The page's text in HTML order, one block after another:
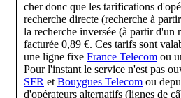
cher donc que les tarifications
recherche directe (recherche à
la recherche inversée (à partir d'un
facturée 0,89 €. Ces tarifs sont
une ligne fixe France Telecom ou
Pour l'instant le service n'est pas
SFR et Bouygues Telecom ou
d'opérateurs alternatifs (lignes de